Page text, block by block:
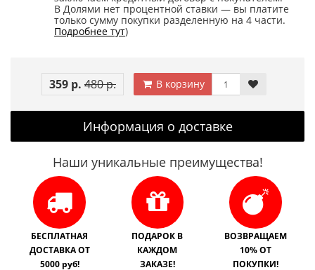
В Долями нет процентной ставки — вы платите
только сумму покупки разделенную на 4 части.
Подробнее тут)
359 р. 480 р. В корзину
Информация о доставке
Наши уникальные преимущества!
БЕСПЛАТНАЯ
ДОСТАВКА ОТ
5000 руб!
ПОДАРОК В
КАЖДОМ
ЗАКАЗЕ!
ВОЗВРАЩАЕМ
10% ОТ
ПОКУПКИ!